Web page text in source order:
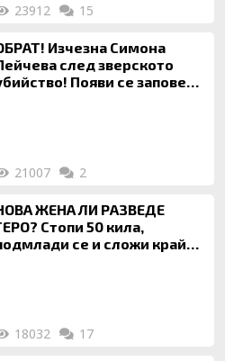
23912 15
Изчезна Симона
след зверското
Появи се заповед
21007 2
ЖЕНА ЛИ РАЗВЕДЕ
Стопи 50 кила,
се и сложи край
18032 17